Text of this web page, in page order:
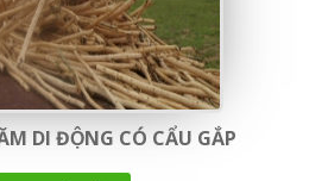
DI ĐỘNG CÓ CẨU GẮP